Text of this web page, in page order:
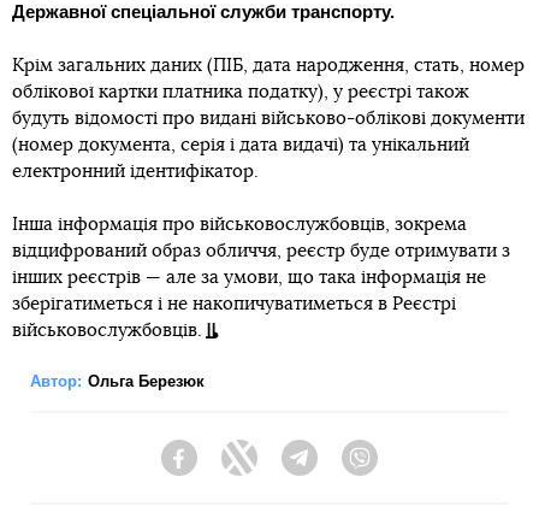
Державної спеціальної служби транспорту.
Крім загальних даних (ПІБ, дата народження, стать, номер
облікової картки платника податку), у реєстрі також
будуть відомості про видані військово-облікові документи
(номер документа, серія і дата видачі) та унікальний
електронний ідентифікатор.
Інша інформація про військовослужбовців, зокрема
відцифрований образ обличчя, реєстр буде отримувати з
інших реєстрів — але за умови, що така інформація не
зберігатиметься і не накопичуватиметься в Реєстрі
військовослужбовців.
Автор: Ольга Березюк
FacebookTwitter Telegram